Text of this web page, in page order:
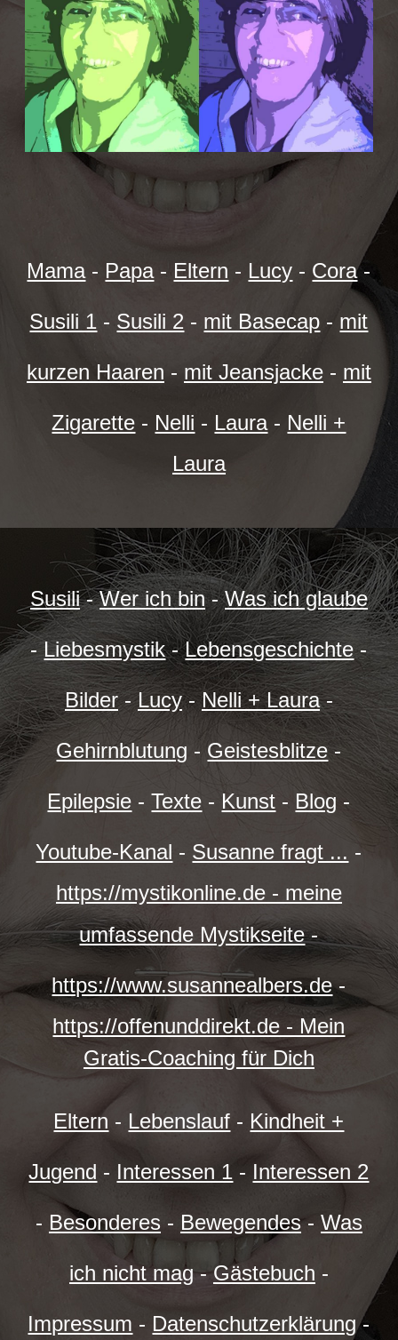
Mama- Papa- Eltern - Lucy - Cora-
Susili 1 - Susili 2 - mit Basecap - mit
kurzen Haaren - mit Jeansjacke- mit
Zigarette - Nelli - Laura- Nelli +
Laura
Susili-Wer ich bin-Was ich glaube
-Liebesmystik-Lebensgeschichte-
Bilder-Lucy-Nelli + Laura-
Gehirnblutung - Geistesblitze-
Epilepsie -Texte - Kunst - Blog -
Youtube-Kanal - Susanne fragt ... -
https://mystikonline.de - meine
umfassende Mystikseite-
https://www.susannealbers.de-
https://offenunddirekt.de - Mein
Gratis-Coaching für Dich
Eltern - Lebenslauf - Kindheit +
Jugend - Interessen 1 - Interessen 2
- Besonderes- Bewegendes- Was
ich nicht mag-Gästebuch -
Impressum - Datenschutzerklärung-